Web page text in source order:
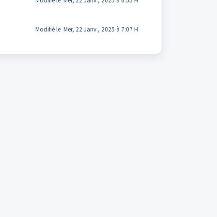
Modifié le Mer, 22 Janv., 2025 à 7:07 H